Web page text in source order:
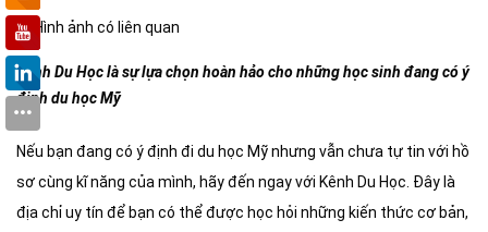
Kênh Du Học là sự lựa chọn hoàn hảo cho những học sinh đang có ý
định du học Mỹ
Nếu bạn đang có ý định đi du học Mỹ nhưng vẫn chưa tự tin với hồ
sơ cùng kĩ năng của mình, hãy đến ngay với Kênh Du Học. Đây là
địa chỉ uy tín để bạn có thể được học hỏi những kiến thức cơ bản,